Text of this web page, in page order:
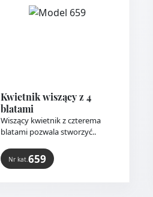
Kwietnik wiszący z 4
blatami
Wiszący kwietnik z czterema
blatami pozwala stworzyć..
Nr kat. 659